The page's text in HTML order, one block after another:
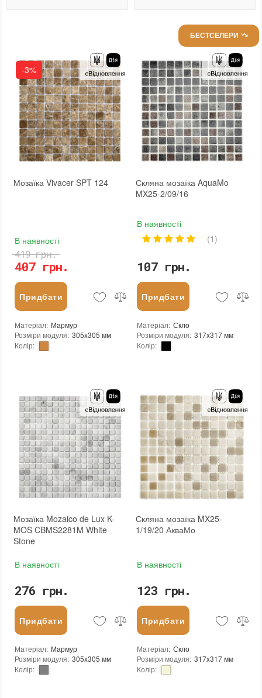
БЕСТСЕЛЕРИ
-3%
Мозаїка Vivacer SPT 124
В наявності
407 грн.
419 грн.
Придбати
Матеріал: Мармур
Розміри модуля: 305x305 мм
Колір:
Призначення:
В інтер'єрі, Для лазні, Для басейну, Для ванної кімнати та туалету, Для вітальні, Для душової, Для кухні, Для спальні, Для фартуха, Для фасаду, Для хамама
Розмір чіпа: 23x23 мм
Товщина чіпа: 4 мм
Площа модуля: 0,093 м²
Країна виробника: Китай
Бренд: Vivacer
Тип поверхні: Матова
новий
Зі знижкою
Скляна мозаїка AquaMo
MX25-2/09/16
В наявності
(1)
107 грн.
Придбати
Матеріал: Скло
Розміри модуля: 317x317 мм
Колір:
Вага (брутто): 0.704 кг
Основа: Папір, Сітка
Призначення
:
В інтер'єрі, Для лазні, Для басейну, Для ванної кімнати та туалету, Для вітальні, Для душової, Для кухні, Для спальні, Для фартуха, Для фасаду, Для хамама
Кількість модулів у упаковці:
20 шт.
Розмір чіпа: 25x25 мм
Товщина чіпа: 4 мм
Площа модуля: 0,1 м²
Країна виробника: Україна
Бренд: AquaMo
Тип поверхні: Глянцева
новий
Мозаїка Mozaico de Lux K-
MOS CBMS2281M White
Stone
В наявності
276 грн.
Придбати
Матеріал: Мармур
Розміри модуля: 305x305 мм
Колір:
Скляна мозаїка MX25-
1/19/20 АкваМо
В наявності
123 грн.
Придбати
Матеріал: Скло
Розміри модуля: 317x317 мм
Колір: